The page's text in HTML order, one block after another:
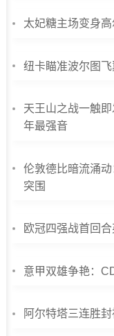
太妃糖主场变身
纽卡瞄准波尔图
天王山之战一触
年最强音
伦敦德比暗流涌
突围
欧冠四强战首回
意甲双雄争艳：
阿尔特塔三连胜